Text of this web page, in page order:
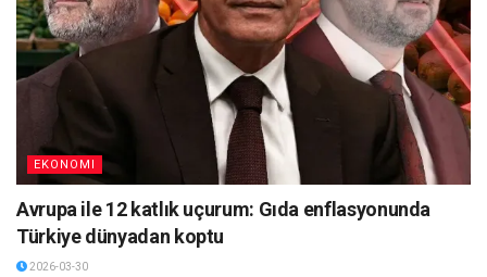
EKONOMI
Avrupa ile 12 katlık uçurum: Gıda enflasyonunda
Türkiye dünyadan koptu
2026-03-30